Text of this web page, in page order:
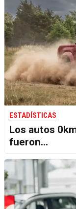
ESTADÍSTICAS
Los autos
fueron...